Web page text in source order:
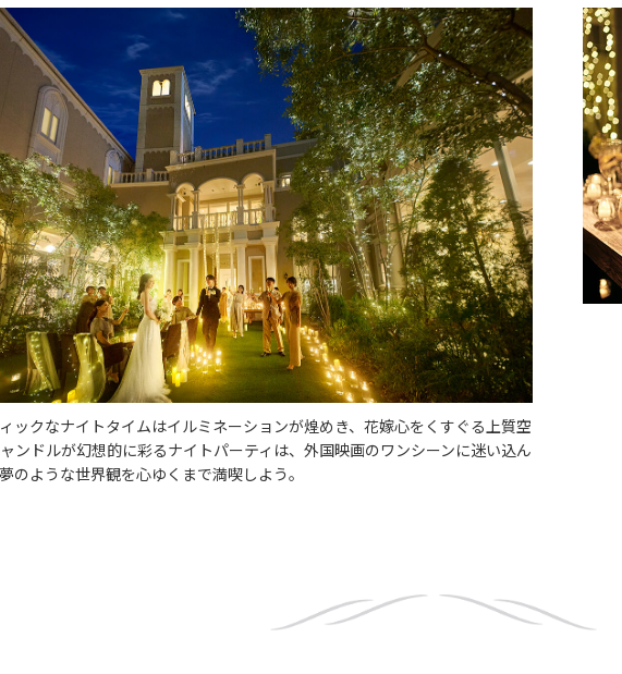
ックなナイトタイムはイルミネーションが煌めき、花嫁心をくすぐる上質空
ンドルが幻想的に彩るナイトパーティは、外国映画のワンシーンに迷い込ん
のような世界観を心ゆくまで満喫しよう​。